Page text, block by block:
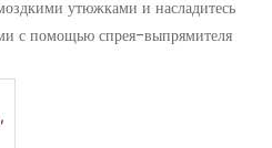
утюжками и насладитесь
с помощью спрея-выпрямителя